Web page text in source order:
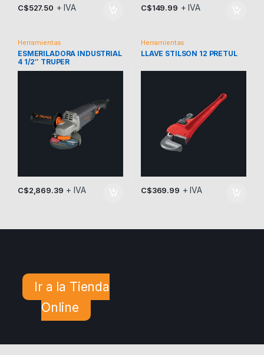
C$527.50 + IVA C$149.99 + IVA
Herramientas
ESMERILADORA INDUSTRIAL
4 1/2″ TRUPER
C$2,869.39 + IVA
Herramientas
LLAVE STILSON 12 PRETUL
C$369.99 + IVA
Ir a la Tienda
Online